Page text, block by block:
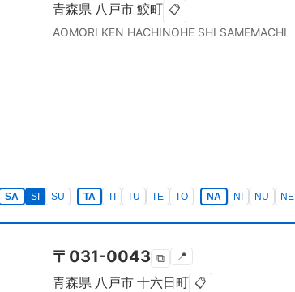
青森県 八戸市 鮫町 📋
AOMORI KEN HACHINOHE SHI SAMEMACHI
SA SI SU TA TI TU TE TO NA NI NU NE
〒 031-0043 ⧉ 📍
青森県 八戸市 十六日町 📋